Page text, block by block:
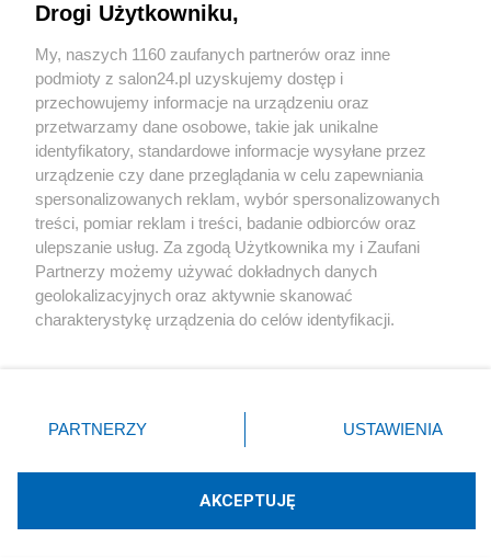
Sport
Społeczeństwo
Kultura
X Facebook Instagram Youtube
Technologię dostarcza:W3media.pl
Drogi Użytkowniku,
My, naszych 1160 zaufanych partnerów oraz inne
podmioty z salon24.pl uzyskujemy dostęp i
przechowujemy informacje na urządzeniu oraz
przetwarzamy dane osobowe, takie jak unikalne
identyfikatory, standardowe informacje wysyłane przez
urządzenie czy dane przeglądania w celu zapewniania
spersonalizowanych reklam, wybór spersonalizowanych
treści, pomiar reklam i treści, badanie odbiorców oraz
ulepszanie usług. Za zgodą Użytkownika my i Zaufani
Partnerzy możemy używać dokładnych danych
geolokalizacyjnych oraz aktywnie skanować
charakterystykę urządzenia do celów identyfikacji.
zmienić/wycofać klikając przycisk ustawień prywatności
znajdujący się w lewym dolnym rogu strony
rodzaje przetwarzania danych nie wymagają zgody
użytkownika, ale masz prawo sprzeciwić się takiemu
PARTNERZY USTAWIENIA
AKCEPTUJĘ